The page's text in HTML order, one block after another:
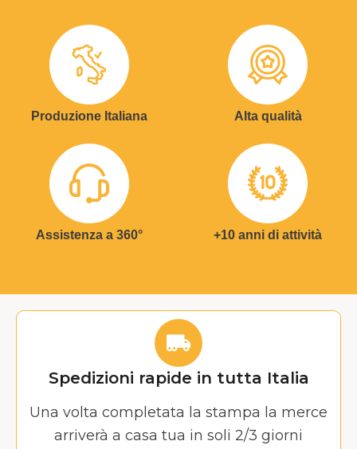
Produzione Italiana Alta qualità
Assistenza a 360° +10 anni di attività
Spedizioni rapide in tutta Italia
Una volta completata la stampa la merce
arriverà a casa tua in soli 2/3 giorni